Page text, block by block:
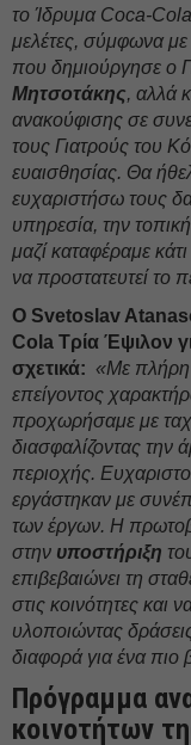
το Ίδρυμα Coca-Cola
μελέτες, σύμφωνα με
που δημιούργησε ο
Μητσοτάκης, αλλά
ανακούφισης σε
τους Γιατρούς του
ευαισθησίας. Θα
ευχαριστήσω τους
υπηρεσία, την τοπική
μαζί καταφέραμε
να προστατευτεί το
Ο Svetoslav
Cola Τρία Έψιλον
σχετικά: «Με πλήρη
επείγοντος
προχωρήσαμε με
διασφαλίζοντας την
περιοχής.
εργάστηκαν με
των έργων. Η
στην υποστήριξη
επιβεβαιώνει τη
στις κοινότητες και
υλοποιώντας
διαφορά για ένα πιο
Πρόγραμμα
κοινοτήτων